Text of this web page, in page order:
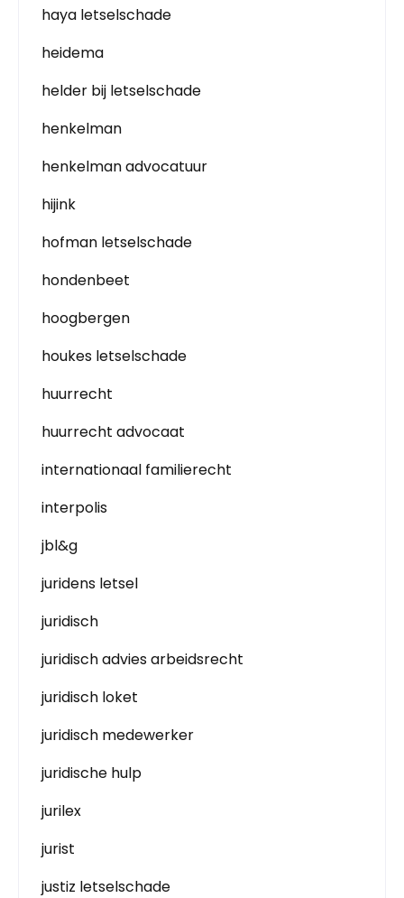
haya letselschade
heidema
helder bij letselschade
henkelman
henkelman advocatuur
hijink
hofman letselschade
hondenbeet
hoogbergen
houkes letselschade
huurrecht
huurrecht advocaat
internationaal familierecht
interpolis
jbl&g
juridens letsel
juridisch
juridisch advies arbeidsrecht
juridisch loket
juridisch medewerker
juridische hulp
jurilex
jurist
justiz letselschade